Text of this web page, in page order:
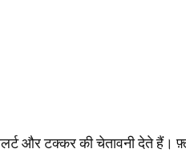
की चेतावनी देते हैं।